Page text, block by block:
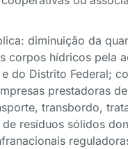
diminuição da
corpos hídricos pela
do Distrito Federal;
prestadoras
transbordo,
resíduos sólidos